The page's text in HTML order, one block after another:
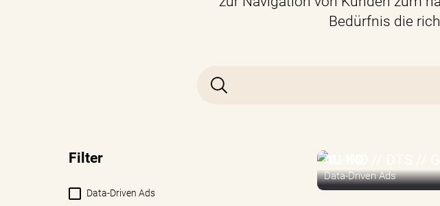
Bedürfnis die
Filter
Data-Driven Ads
Data-Driven Ads
AL-KO